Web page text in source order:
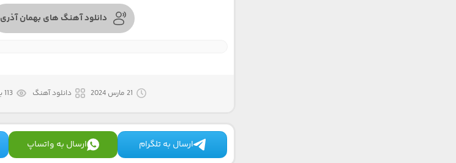
دانلود آهنگ های بهمان آذری
21 مارس 2024 دانلود آهنگ 113 بازدید
ارسال به تلگرام ارسال به واتساپ